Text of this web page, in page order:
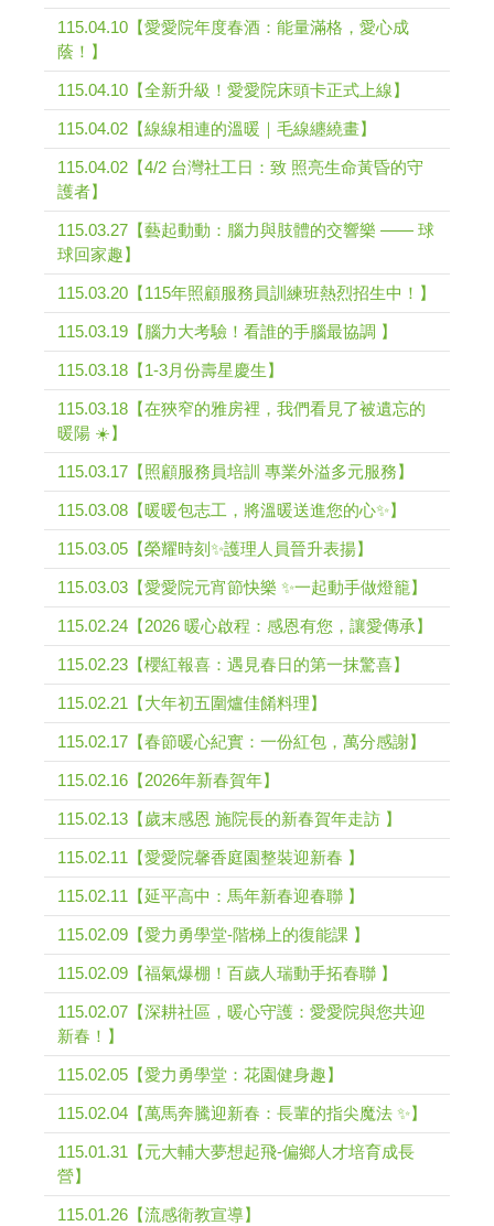
115.04.10【愛愛院年度春酒：能量滿格，愛心成
蔭！】
115.04.10【全新升級！愛愛院床頭卡正式上線】
115.04.02【線線相連的溫暖｜毛線纏繞畫】
115.04.02【4/2 台灣社工日：致 照亮生命黃昏的守
護者】
115.03.27【藝起動動：腦力與肢體的交響樂 —— 球
球回家趣】
115.03.20【115年照顧服務員訓練班熱烈招生中！】
115.03.19【腦力大考驗！看誰的手腦最協調 】
115.03.18【1-3月份壽星慶生】
115.03.18【在狹窄的雅房裡，我們看見了被遺忘的
暖陽 ☀️】
115.03.17【照顧服務員培訓 專業外溢多元服務】
115.03.08【暖暖包志工，將溫暖送進您的心✨】
115.03.05【榮耀時刻✨護理人員晉升表揚】
115.03.03【愛愛院元宵節快樂 ✨一起動手做燈籠】
115.02.24【2026 暖心啟程：感恩有您，讓愛傳承】
115.02.23【櫻紅報喜：遇見春日的第一抹驚喜】
115.02.21【大年初五圍爐佳餚料理】
115.02.17【春節暖心紀實：一份紅包，萬分感謝】
115.02.16【2026年新春賀年】
115.02.13【歲末感恩 施院長的新春賀年走訪 】
115.02.11【愛愛院馨香庭園整裝迎新春 】
115.02.11【延平高中：馬年新春迎春聯 】
115.02.09【愛力勇學堂-階梯上的復能課 】
115.02.09【福氣爆棚！百歲人瑞動手拓春聯 】
115.02.07【深耕社區，暖心守護：愛愛院與您共迎
新春！】
115.02.05【愛力勇學堂：花園健身趣】
115.02.04【萬馬奔騰迎新春：長輩的指尖魔法 ✨】
115.01.31【元大輔大夢想起飛-偏鄉人才培育成長
營】
115.01.26【流感衛教宣導】